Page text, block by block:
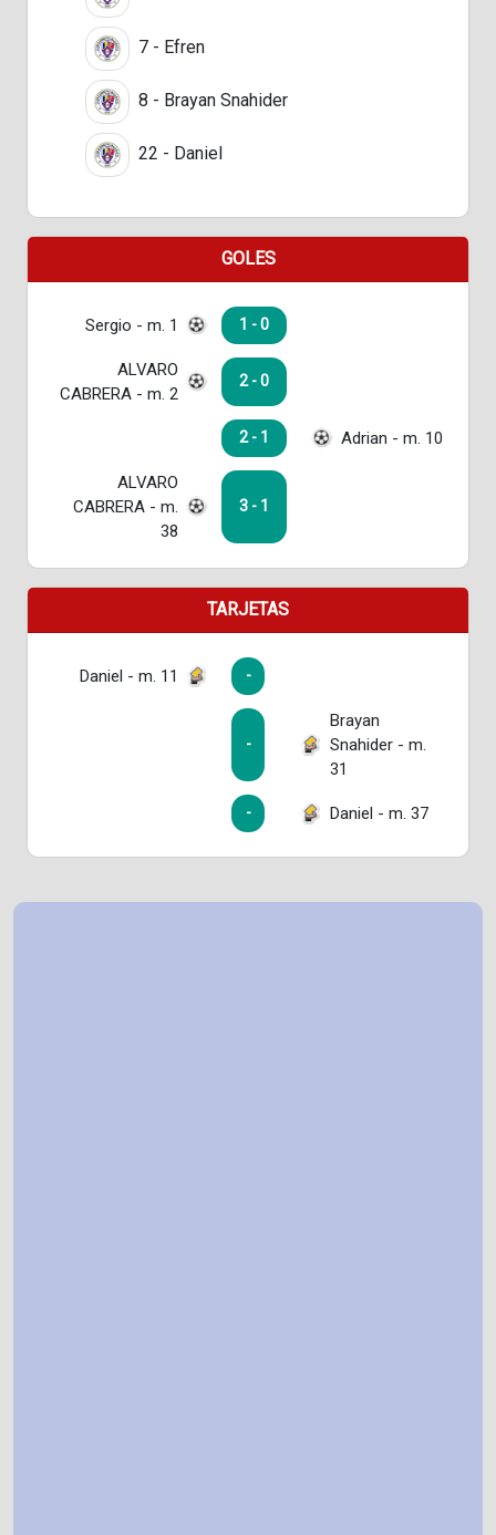
7 - Efren
8 - Brayan Snahider
22 - Daniel
GOLES
Sergio - m. 1 1 - 0
ALVARO
CABRERA - m. 2
2 - 0
2 - 1 Adrian - m. 10
ALVARO
CABRERA - m.
38
3 - 1
TARJETAS
Daniel - m. 11 -
-
Brayan
Snahider - m.
31
- Daniel - m. 37